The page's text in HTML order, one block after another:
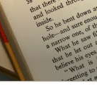
τη γνώση!